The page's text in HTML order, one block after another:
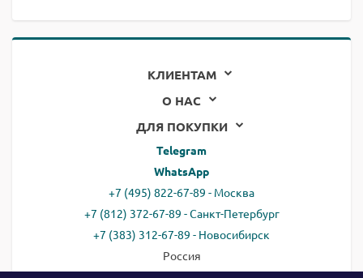
КЛИЕНТАМ
О НАС
ДЛЯ ПОКУПКИ
Telegram
WhatsApp
+7 (495) 822-67-89 - Москва
+7 (812) 372-67-89 - Санкт-Петербург
+7 (383) 312-67-89 - Новосибирск
Россия